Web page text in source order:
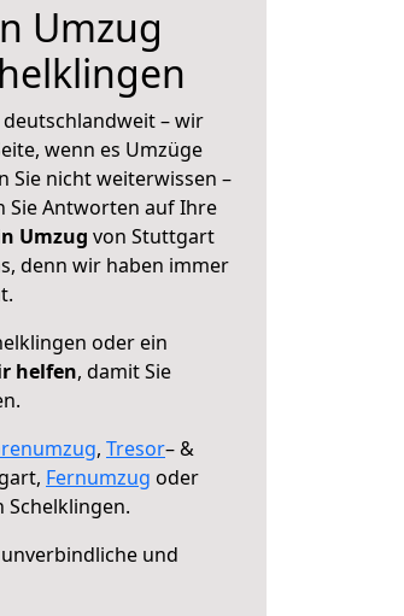
Umzug
deutschlandweit – wir
wenn es Umzüge
Sie nicht weiterwissen –
Sie Antworten auf Ihre
Umzug von Stuttgart
denn wir haben immer
oder ein
helfen, damit Sie
, Tresor– &
Fernumzug oder
und